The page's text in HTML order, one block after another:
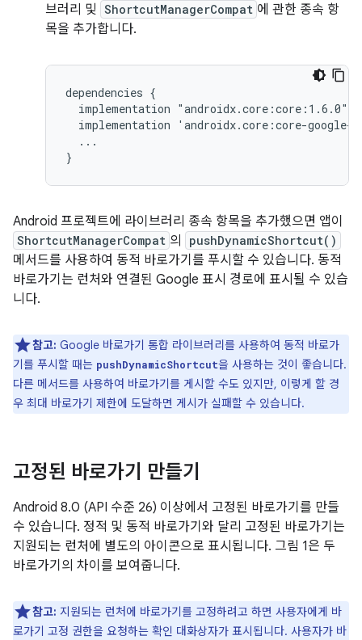
브러리 및 ShortcutManagerCompat 에 관한 종속 항
목을 추가합니다.
dependencies
implementation
implementation
...
Android 프로젝트에 라이브러리 종속 항목을 추가했으면 앱이
ShortcutManagerCompat 의 pushDynamicShortcut()
메서드를 사용하여 동적 바로가기를 푸시할 수 있습니다. 동적
바로가기는 런처와 연결된 Google 표시 경로에 표시될 수 있습
니다.
참고: Google 바로가기 통합 라이브러리를 사용하여 동적 바로가
기를 푸시할 때는 pushDynamicShortcut을 사용하는 것이 좋습니다.
다른 메서드를 사용하여 바로가기를 게시할 수도 있지만, 이렇게 할 경
우 최대 바로가기 제한에 도달하면 게시가 실패할 수 있습니다.
고정된 바로가기 만들기
Android 8.0 (API 수준 26) 이상에서 고정된 바로가기를 만들
수 있습니다. 정적 및 동적 바로가기와 달리 고정된 바로가기는
지원되는 런처에 별도의 아이콘으로 표시됩니다. 그림 1은 두
바로가기의 차이를 보여줍니다.
참고: 지원되는 런처에 바로가기를 고정하려고 하면 사용자에게 바
로가기 고정 권한을 요청하는 확인 대화상자가 표시됩니다. 사용자가 바